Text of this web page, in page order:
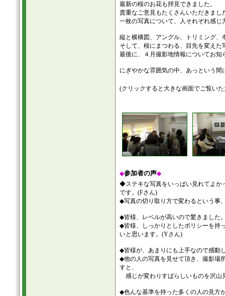
最新の桜のお花も拝見できました。
貴重なご意見もたくさんいただきまし
一枚の写真について、人それぞれ感
縦と横構図、アングル、トリミング
そして、桜にまつわる、目先を変え
最後に、４月撮影地情報についてお知
にぎやかな雰囲気の中、あっという
(クリックすると大きな画面でご覧い
◆参加者の声◆
◆ステキな写真をいっぱい見れてよか
です。(Fさん)
◆写真の切り取り方で変わるという事
◆皆様、レベルが高いので驚きました
◆皆様、しっかりとしたポリシーを持
いと思います。(Yさん)
◆皆様が、あまりにも上手なので感動
◆他の人の写真を見せて頂き、撮影場
すと、
感じが変わりすばらしいものを沢山
◆色んな基準を持った多くの人の見方